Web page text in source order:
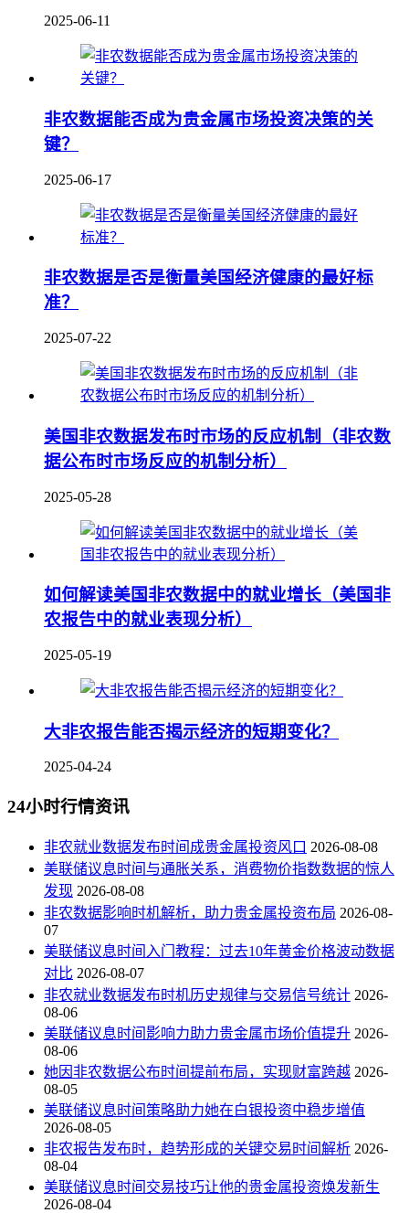
2025-06-11
非农数据能否成为贵金属市场投资决策的关
键？
2025-06-17
非农数据是否是衡量美国经济健康的最好标
准？
2025-07-22
美国非农数据发布时市场的反应机制（非农数
据公布时市场反应的机制分析）
2025-05-28
如何解读美国非农数据中的就业增长（美国非
农报告中的就业表现分析）
2025-05-19
大非农报告能否揭示经济的短期变化？
2025-04-24
24小时行情资讯
非农就业数据发布时间成贵金属投资风口 2026-08-08
美联储议息时间与通胀关系，消费物价指数数据的惊人
发现 2026-08-08
非农数据影响时机解析，助力贵金属投资布局 2026-08-
07
美联储议息时间入门教程：过去10年黄金价格波动数据
对比 2026-08-07
非农就业数据发布时机历史规律与交易信号统计 2026-
08-06
美联储议息时间影响力助力贵金属市场价值提升 2026-
08-06
她因非农数据公布时间提前布局，实现财富跨越 2026-
08-05
美联储议息时间策略助力她在白银投资中稳步增值
2026-08-05
非农报告发布时，趋势形成的关键交易时间解析 2026-
08-04
美联储议息时间交易技巧让他的贵金属投资焕发新生
2026-08-04